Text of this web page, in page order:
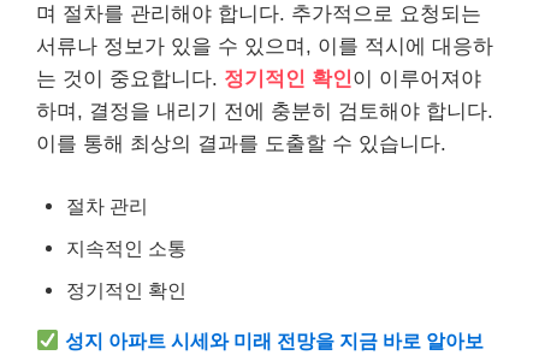
며 절차를 관리해야 합니다. 추가적으로 요청되는
서류나 정보가 있을 수 있으며, 이를 적시에 대응하
는 것이 중요합니다. 정기적인 확인이 이루어져야
하며, 결정을 내리기 전에 충분히 검토해야 합니다.
이를 통해 최상의 결과를 도출할 수 있습니다.
절차 관리
지속적인 소통
정기적인 확인
성지 아파트 시세와 미래 전망을 지금 바로 알아보